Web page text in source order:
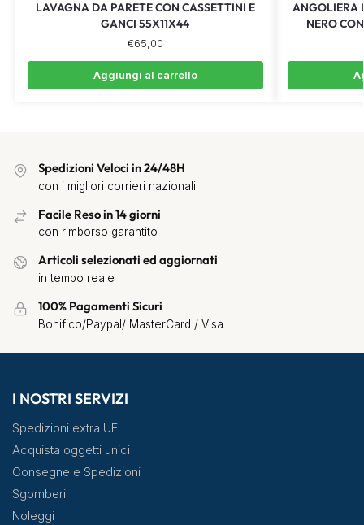
LAVAGNA DA PARETE CON CASSETTINI E
GANCI 55X11X44
€65,00
Aggiungi al carrello
ANGOLIERA
NERO
Spedizioni Veloci in 24/48H
con i migliori corrieri nazionali
Facile Reso in 14 giorni
con rimborso garantito
Articoli selezionati ed aggiornati
in tempo reale
100% Pagamenti Sicuri
Bonifico/Paypal/ MasterCard / Visa
I NOSTRI SERVIZI
Spedizioni extra UE
Acquista oggetti unici
Consegne e Spedizioni
Sgomberi
Noleggi